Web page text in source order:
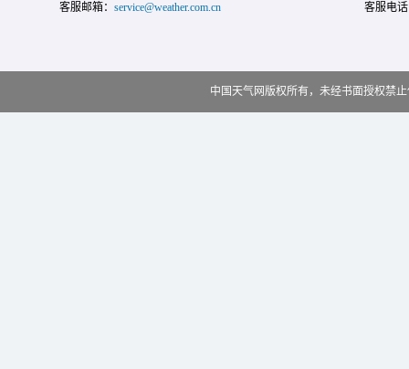
客服邮箱： service@weather.com.cn 客服电
中国天气网版权所有，未经书面授权